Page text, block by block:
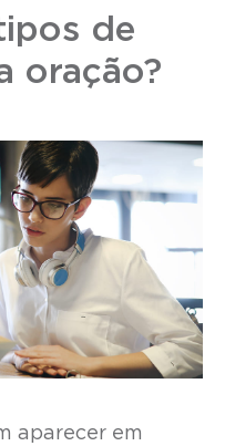
de
oração?
aparecer em